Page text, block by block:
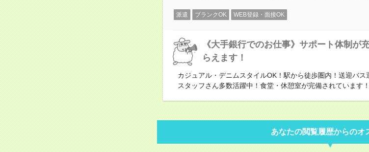
派遣 ブランクOK WEB登録・面接OK
《大手銀行でのお仕事》サポート体制が
らえます！
カジュアル・デニムスタイルOK！駅から徒歩圏内！送迎バ
スタッフさん多数活躍中！食堂・休憩室が完備されています
あなたの閲覧履歴からのオ